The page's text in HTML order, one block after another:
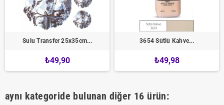
Sulu Transfer 25x35cm...
₺49,90
3654 Sütlü Kahve...
₺49,98
aynı kategoride bulunan diğer 16 ürün: